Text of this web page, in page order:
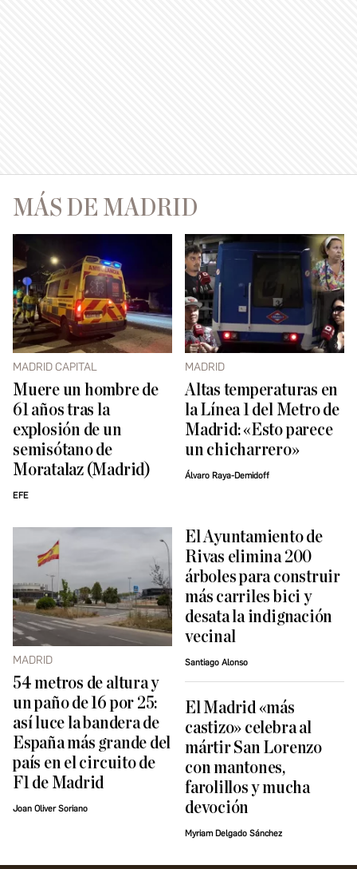
MÁS DE MADRID
MADRID CAPITAL
Muere un hombre de
61 años tras la
explosión de un
semisótano de
Moratalaz (Madrid)
EFE
MADRID
Altas temperaturas en
la Línea 1 del Metro de
Madrid: «Esto parece
un chicharrero»
Álvaro Raya-Demidoff
MADRID
54 metros de altura y
un paño de 16 por 25:
así luce la bandera de
España más grande del
país en el circuito de
F1 de Madrid
Joan Oliver Soriano
El Ayuntamiento de
Rivas elimina 200
árboles para construir
más carriles bici y
desata la indignación
vecinal
Santiago Alonso
El Madrid «más
castizo» celebra al
mártir San Lorenzo
con mantones,
farolillos y mucha
devoción
Myriam Delgado Sánchez